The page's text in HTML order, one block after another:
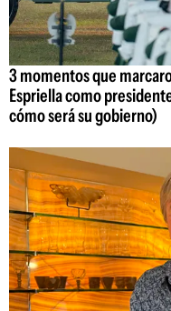
3 momentos que
Espriella como
cómo será su gobierno)